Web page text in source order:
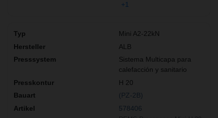
+1
Mini A2-22kN
ALB
Sistema Multicapa para
calefacción y sanitario
H 20
(PZ-2B)
578406